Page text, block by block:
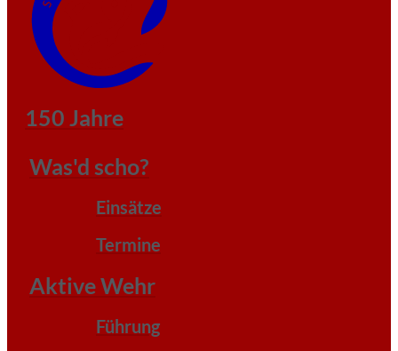
150 Jahre
Was'd scho?
Einsätze
Termine
Aktive Wehr
Führung